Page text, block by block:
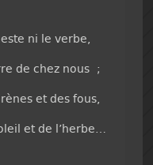
ni le verbe,
de chez nous ;
et des fous,
et de l’herbe…